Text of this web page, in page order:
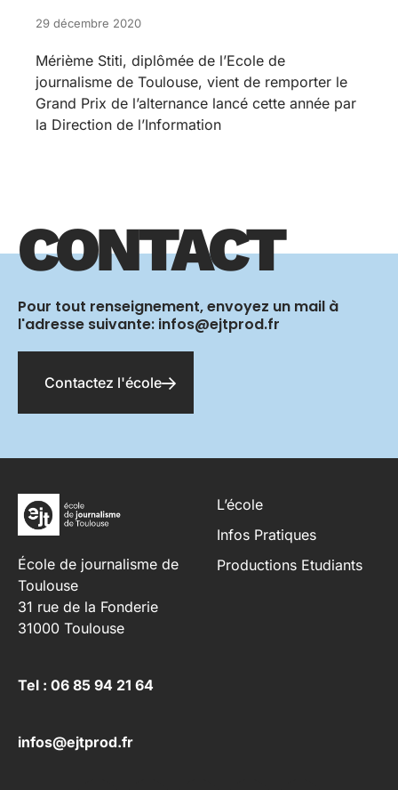
29 décembre 2020
Mérième Stiti, diplômée de l’Ecole de
journalisme de Toulouse, vient de remporter le
Grand Prix de l’alternance lancé cette année par
la Direction de l’Information
CONTACT
Pour tout renseignement, envoyez un mail à
l'adresse suivante: infos@ejtprod.fr
Contactez l'école
École de journalisme de
Toulouse
31 rue de la Fonderie
31000 Toulouse
L’école
Infos Pratiques
Productions Etudiants
Tel : 06 85 94 21 64
infos@ejtprod.fr